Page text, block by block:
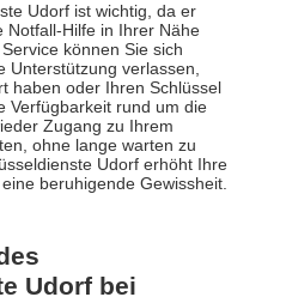
Udorf ist wichtig, da er
Notfall-Hilfe in Ihrer Nähe
können Sie sich
Unterstützung verlassen,
haben oder Ihren Schlüssel
Verfügbarkeit rund um die
Zugang zu Ihrem
ohne lange warten zu
Udorf erhöht Ihre
beruhigende Gewissheit.
Udorf bei